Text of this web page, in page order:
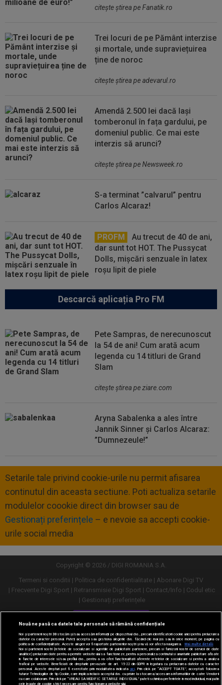
citeşte ştirea pe Fanatik.ro
Trei locuri de pe Pământ interzise
și mortale, unde supraviețuirea
ține de noroc
citeşte ştirea pe adevarul.ro
Amendă 2.500 lei dacă lași
tomberonul în fața gardului, pe
domeniul public. Ce mai este
interzis să arunci?
citeşte ştirea pe Newsweek.ro
S-a terminat ”calvarul” pentru
Carlos Alcaraz!
PROFM
Au trecut de 40 de ani,
dar sunt tot HOT. The Pussycat
Dolls, mișcări senzuale în latex
roșu lipit de piele
Descarcă aplicația Pro FM
Pete Sampras, de nerecunoscut
la 54 de ani! Cum arată acum
legenda cu 14 titluri de Grand
Slam
citeşte ştirea pe ziare.com
Aryna Sabalenka a ales între
Jannik Sinner și Carlos Alcaraz:
”Dumnezeule!”
Setarile tale privind cookie-urile nu permit afisarea
continutul din aceasta sectiune. Poti actualiza setarile
modulelor coookie direct din browser sau de
Gestionați preferințele – e nevoie sa accepti cookie-
urile social media
Copyright © 2026 / DIGI ROMANIA S.A.
Termeni si conditii
Politica de confidentialitate
Abonare Digi TV
Frecvente Digi Sport
Retransmisie Digi Sport Contact/Info
Codul etic
Gestionați preferințele
Versiune desktop
Nouă ne pasă ca datele tale personale să rămână confidențiale
Noi și partenerii noștri30stocăm și/sau accesăm informații pe dispozitivul dvs., precum identificatorii cookie unici pentru prelucrarea
datelor cu caracter personal. Puteți accepta sau gestiona alegerile dvs. făcând clic mai jos sau în orice moment, pe pagina cu
politica de confidențialitate. Aceste alegeri vor fi raportate partenerilor noștri și nu vă vor afecta navigarea.
Mai multe detalii
Noi si partenerii nostri (retelele de socializare si agentiile de publicitate partenere, precum si furnizorii nostri de servicii de date
analitice) prelucram date pentru a permite website-ului sa functioneze, pentru a personaliza continutul si anunturile publicitare afisate
in functie de interesele si/sau profilul dvs., pentru a va oferi functionalitati aferente retelelor de socializare si pentru a analiza
traficul pe website. Beneficiati de drepturile prevazute de art. 15-22 din GDPR in legatura cu prelucrarea datelor cu caracter
personal. Aceste drepturi pot fi exercitate prin modalitatea indicata aici. Prin click pe “ACCEPT TOATE”, acceptati folosirea
tuturor Tehnologiilor de tip Cookie, care implica inclusiv acceptul dvs. cu privire la stocarea/accesarea informatiilor de catre Vendor-ii
cu care colaboram. Prin click pe “VREAU SA MODIFIC SETARILE INDIVIDUAL” puteti schimba preferintele in mod individual, mai putin
cele legate de cookie strict necesare pentru functionarea website-ului.